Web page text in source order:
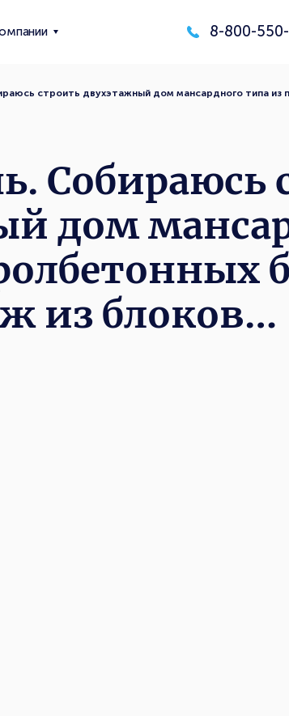
8-800-
строить двухэтажный дом мансардного типа из
Собираюсь
дом
из блоков…